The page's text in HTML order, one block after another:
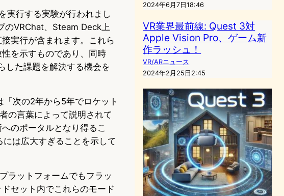
実行する実験が行われまし
のVRChat、Steam Deck上
実行が含まれます。これら
を示すものであり、同時
した課題を解決する機会を
次の2年から5年でロケット
の言葉によって説明されて
のポータルとなり得るこ
は広大すぎることを示して
ラットフォームでもフラッ
セット内でこれらのモード
2024年6月7日18:46
VR業界最前線: Quest 3対
Apple Vision Pro、ゲーム新
作ラッシュ！
VR/ARニュース
2024年2月25日2:45